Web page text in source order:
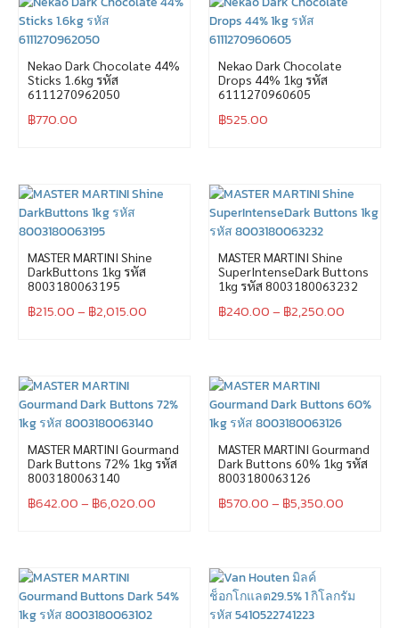
Nekao Dark Chocolate 44%
Sticks 1.6kg รหัส
6111270962050
฿770.00
Nekao Dark Chocolate
Drops 44% 1kg รหัส
6111270960605
฿525.00
MASTER MARTINI Shine
DarkButtons 1kg รหัส
8003180063195
฿215.00– ฿2,015.00
MASTER MARTINI Shine
SuperIntenseDark Buttons
1kg รหัส 8003180063232
฿240.00– ฿2,250.00
MASTER MARTINI Gourmand
Dark Buttons 72% 1kg รหัส
8003180063140
฿642.00– ฿6,020.00
MASTER MARTINI Gourmand
Dark Buttons 60% 1kg รหัส
8003180063126
฿570.00– ฿5,350.00